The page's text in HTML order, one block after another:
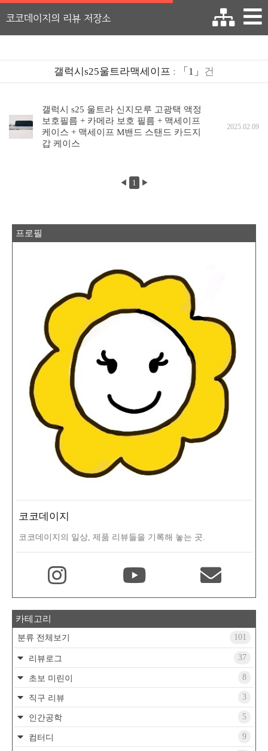
코코데이지의 리뷰 저장소
갤럭시s25울트라맥세이프 : 「1」 건
갤럭시 s25 울트라 신지모루 고광택 액정
보호필름 + 카메라 보호 필름 + 맥세이프
케이스 + 맥세이프 M밴드 스탠드 카드지
갑 케이스
2025.02.09
◀ 1 ▶
프로필
코코데이지
코코데이지의 일상, 제품 리뷰들을 기록해 놓는 곳.
카테고리
분류 전체보기 101
리뷰로그 37
초보 미린이 8
직구 리뷰 3
인간공학 5
컴터디 9